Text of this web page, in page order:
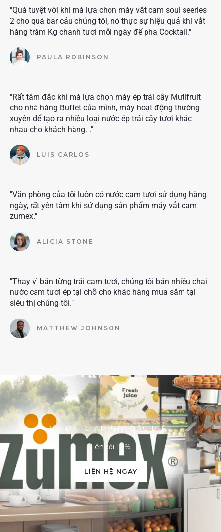
"Quá tuyệt vời khi mà lựa chọn máy vắt cam soul seeries
2 cho quá bar cảu chúng tôi, nó thực sự hiệu quả khi vắt
hàng trăm Kg chanh tươi mỗi ngày để pha Cocktail."
PAULA ROBINSON
"Rất tâm đắc khi mà lựa chọn máy ép trái cây Mutifruit
cho nhà hàng Buffet của mình, máy hoạt động thường
xuyên để tạo ra nhiều loại nước ép trái cây tươi khác
nhau cho khách hàng. ."
LUIS CARLOS
"Văn phòng của tôi luôn có nước cam tươi sử dụng hàng
ngày, rất yên tâm khi sử dụng sản phẩm máy vắt cam
zumex."
ALICIA STONE
"Thay vì bán từng trái cam tươi, chúng tôi bán nhiều chai
nước cam tươi ép tại chỗ cho khác hàng mua sắm tại
siêu thị chúng tôi."
MATTHEW JOHNSON
ƯU ĐÃI GIẢM GIÁ ĐẶC BIỆT
Lên tới 10%
LIÊN HỆ NGAY